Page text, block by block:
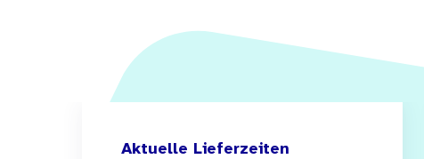
Aktuelle Lieferzeiten